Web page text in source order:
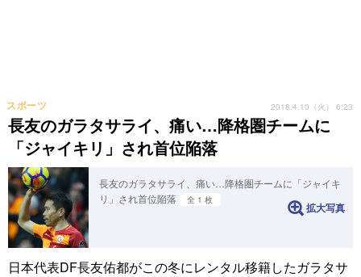
長友のガラタサライ、痛い…降格圏チームに
「ジャイキリ」され首位陥落
スポーツ 2018.4.10（火） 6:23
長友のガラタサライ、痛い…降格圏チームに「ジャイキ
リ」され首位陥落
全 1 枚
拡大写真
日本代表DF長友佑都がこの冬にレンタル移籍したガラタサ